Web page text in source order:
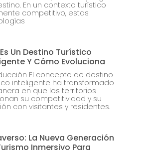
En un contexto turístico
competitivo, estas
Un Destino Turístico
Y Cómo Evoluciona
El concepto de destino
inteligente ha transformado
en que los territorios
su competitividad y su
con visitantes y residentes.
La Nueva Generación
Inmersivo Para